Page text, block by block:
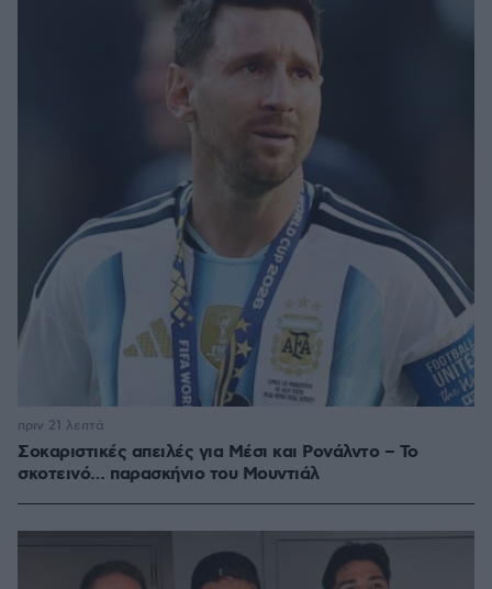
Σοκαριστικές απειλές για Μέσι και Ρονάλντο – Το
σκοτεινό… παρασκήνιο του Μουντιάλ
πριν 21 λεπτά